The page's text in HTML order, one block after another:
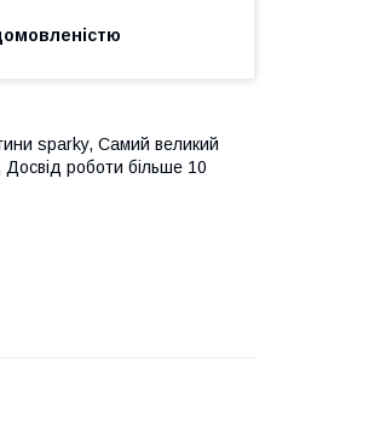
sparky, Самий великий
Досвід роботи більше 10